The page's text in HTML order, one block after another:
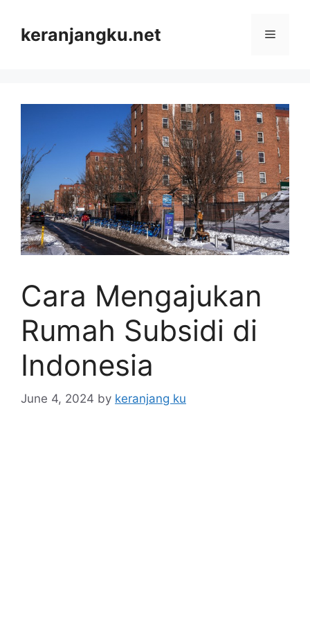
contentkeranjangku.net Menu
Cara Mengajukan
Rumah Subsidi di
Indonesia
June 4, 2024 by keranjang ku